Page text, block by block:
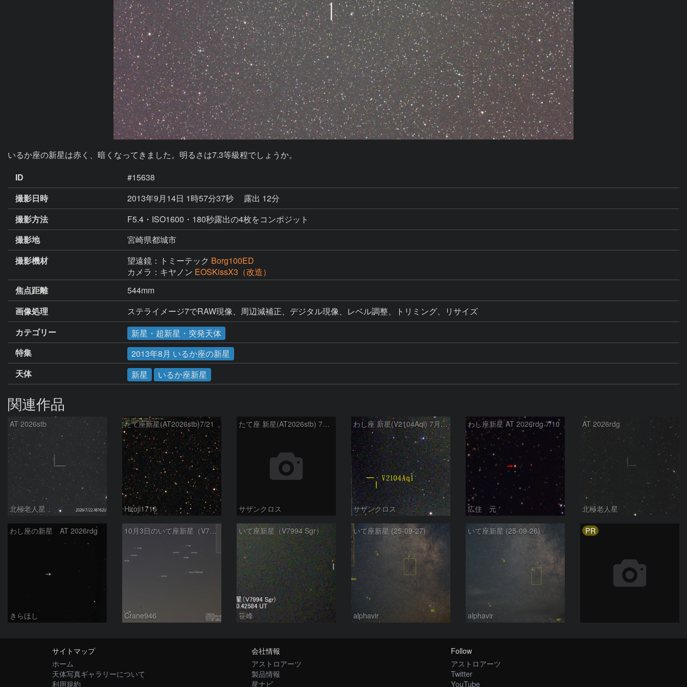
いるか座の新星は赤く、暗くなってきました。明るさは7.3等級程でしょうか。
ID
#15638
撮影日時
2013年9月14日 1時57分37秒
露出 12分
撮影方法
F5.4・ISO1600・180秒露出の4枚をコンポジット
撮影地
宮崎県都城市
撮影機材
望遠鏡：トミーテック Borg100ED
カメラ：キヤノン EOSKissX3（改造）
焦点距離
544mm
画像処理
ステライメージ7でRAW現像、周辺減補正、デジタル現像、レベル調整、トリミング、リサイズ
カテゴリー
新星・超新星・突発天体
特集
2013年8月 いるか座の新星
天体
新星 いるか座新星
関連作品
AT 2026stb
北極老人星
たて座新星(AT2026stb)7/21
Hiroji1716
たて座 新星(AT2026stb) 7月14日 Seestar50
サザンクロス
わし座 新星(V2104Aql) 7月9日 Seestar50
サザンクロス
わし座新星 AT 2026rdg 7/10
広住 元
AT 2026rdg
北極老人星
わし座の新星 AT 2026rdg
きらほし
10月3日のいて座新星（V7994Sgr）
Crane946
いて座新星（V7994 Sgr）
笹峰
いて座新星 (25-09-27)
alphavir
いて座新星 (25-09-26)
alphavir
PR
サイトマップ
ホーム
天体写真ギャラリーについて
利用規約
会社情報
アストロアーツ
製品情報
星ナビ
Follow
アストロアーツ
Twitter
YouTube